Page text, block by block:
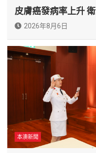
皮膚癌發病率上升
2026年8月6日
本澳新聞